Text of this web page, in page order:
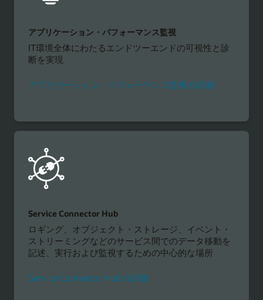
アプリケーション・パフォーマンス監視
IT環境全体にわたるエンドツーエンドの可視性と診
断を実現
アプリケーション・パフォーマンス監視の詳細
Service Connector Hub
ロギング、オブジェクト・ストレージ、イベント・
ストリーミングなどのサービス間でのデータ移動を
記述、実行および監視するための中心的な場所
Service Connector Hubの詳細